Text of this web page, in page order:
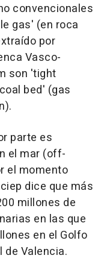
convencionales
gas' (en roca
por
Vasco-
son 'tight
bed' (gas
parte es
el mar (off-
el momento
dice que más
millones de
en las que
en el Golfo
de Valencia.